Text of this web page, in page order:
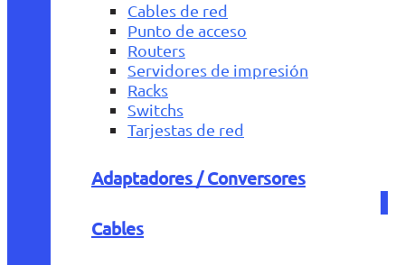
Cables de red
Punto de acceso
Routers
Servidores de impresión
Racks
Switchs
Tarjestas de red
Adaptadores / Conversores
Cables